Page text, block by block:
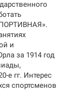
и
за 1914 год
е гг. Интерес
спортсменов